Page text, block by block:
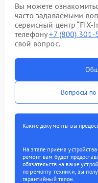
Вы можете
часто задаваемыми
сервисный центр
телефону+7 (800) 301-
свой вопрос.
Вопросы
Какие документы вы
На этапе приема
ремонт вам будет
обязательств на ваше
по ремонту техники, вы
гарантийный талон.